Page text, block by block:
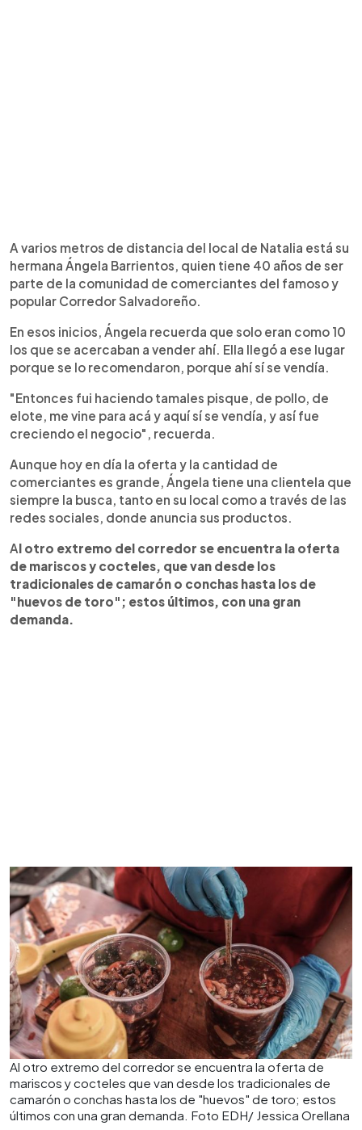
A varios metros de distancia del local de Natalia está su
hermana Ángela Barrientos, quien tiene 40 años de ser
parte de la comunidad de comerciantes del famoso y
popular Corredor Salvadoreño.
En esos inicios, Ángela recuerda que solo eran como 10
los que se acercaban a vender ahí. Ella llegó a ese lugar
porque se lo recomendaron, porque ahí sí se vendía.
"Entonces fui haciendo tamales pisque, de pollo, de
elote, me vine para acá y aquí sí se vendía, y así fue
creciendo el negocio", recuerda.
Aunque hoy en día la oferta y la cantidad de
comerciantes es grande, Ángela tiene una clientela que
siempre la busca, tanto en su local como a través de las
redes sociales, donde anuncia sus productos.
Al otro extremo del corredor se encuentra la oferta
de mariscos y cocteles, que van desde los
tradicionales de camarón o conchas hasta los de
"huevos de toro"; estos últimos, con una gran
demanda.
Al otro extremo del corredor se encuentra la oferta de
mariscos y cocteles que van desde los tradicionales de
camarón o conchas hasta los de "huevos" de toro; estos
últimos con una gran demanda. Foto EDH/ Jessica Orellana